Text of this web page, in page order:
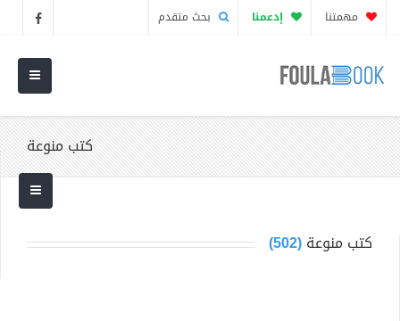
مهمتنا إدعمنا بحث متقدم
كتب منوعة
كتب منوعة(502)